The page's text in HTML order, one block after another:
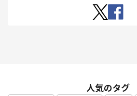
人気のタグ